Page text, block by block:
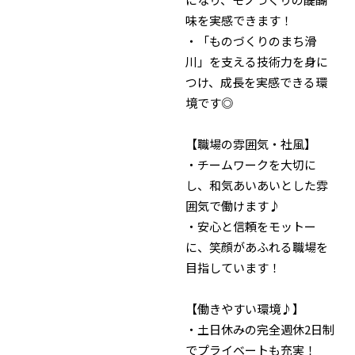
味を実感できます！
・「ものづくりのまち滑
川」を支える技術力を身に
つけ、成長を実感できる環
境です◎
【職場の雰囲気・社風】
・チームワークを大切に
し、和気あいあいとした雰
囲気で働けます♪
・安心と信頼をモットー
に、笑顔があふれる職場を
目指しています！
【働きやすい環境♪】
・土日休みの完全週休2日制
でプライベートも充実！